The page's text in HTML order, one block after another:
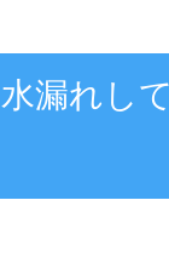
漏れし